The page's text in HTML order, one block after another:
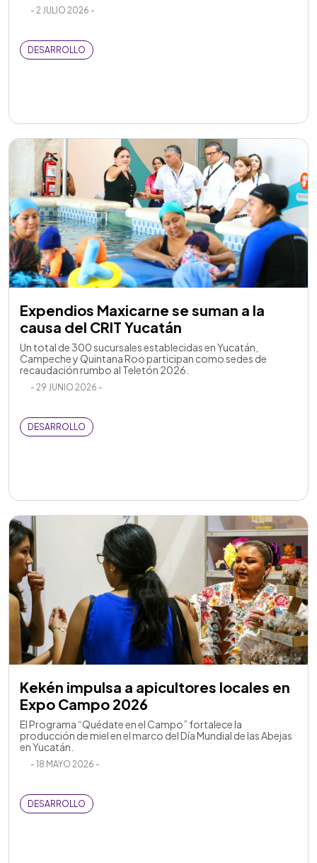
- 2 JULIO 2026 -
DESARROLLO
Expendios Maxicarne se suman a la
causa del CRIT Yucatán
Un total de 300 sucursales establecidas en Yucatán,
Campeche y Quintana Roo participan como sedes de
recaudación rumbo al Teletón 2026.
- 29 JUNIO 2026 -
DESARROLLO
Kekén impulsa a apicultores locales en
Expo Campo 2026
El Programa “Quédate en el Campo” fortalece la
producción de miel en el marco del Día Mundial de las Abejas
en Yucatán.
- 18 MAYO 2026 -
DESARROLLO